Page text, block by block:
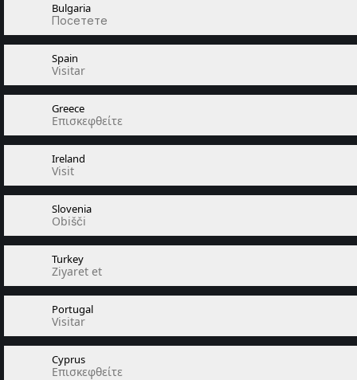
Bulgaria
Посетете
Spain
Visitar
Greece
Επισκεφθείτε
Ireland
Visit
Slovenia
Obišči
Turkey
Ziyaret et
Portugal
Visitar
Cyprus
Επισκεφθείτε